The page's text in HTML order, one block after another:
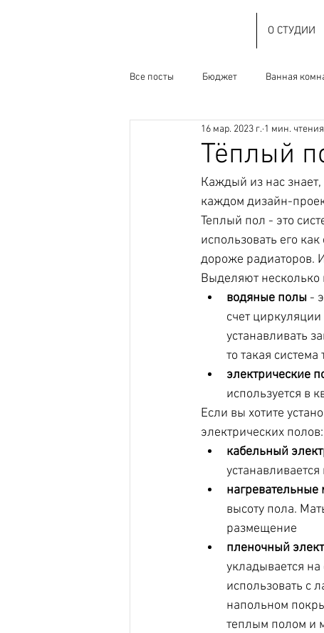
О СТУДИИ
Все посты Бюджет Ванная
Наследство СССР О студии
Ресеил
Тёплый
16 мар. 2023 г. 1 мин. чтения
Каждый из нас
каждом дизайн-
Теплый пол - это
использовать его
дороже радиаторов.
Выделяют несколько
водяные полы -
счет
устанавливать
то такая
электрические
используется в
Если вы хотите
электрических полов:
кабельный
высоту пола.
размещение
пленочный
укладывается
использовать с
напольном
теплым полом и